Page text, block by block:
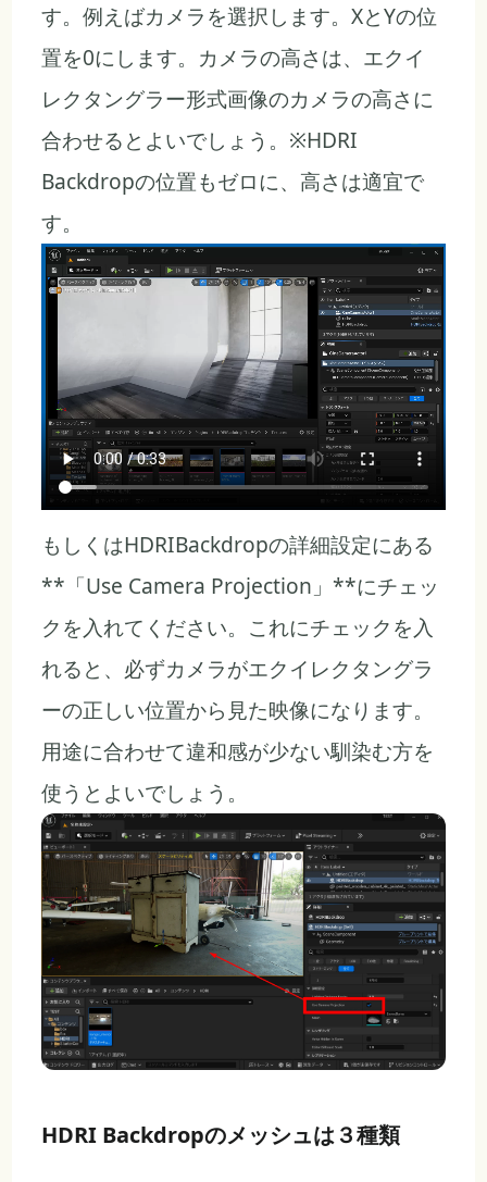
す。例えばカメラを選択します。XとYの位
置を0にします。カメラの高さは、エクイ
レクタングラー形式画像のカメラの高さに
合わせるとよいでしょう。※HDRI
Backdropの位置もゼロに、高さは適宜で
す。
もしくはHDRIBackdropの詳細設定にある
**「Use Camera Projection」**にチェッ
クを入れてください。これにチェックを入
れると、必ずカメラがエクイレクタングラ
ーの正しい位置から見た映像になります。
用途に合わせて違和感が少ない馴染む方を
使うとよいでしょう。
HDRI Backdropのメッシュは３種類